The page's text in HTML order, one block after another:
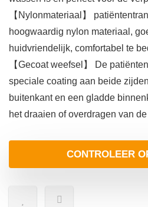
【Nylonmateriaal】
hoogwaardig nylon materiaal,
huidvriendelijk, comfortabel te
【Gecoat weefsel】 De
speciale coating aan beide
buitenkant en een gladde
het draaien of overdragen van
CONTROLEER